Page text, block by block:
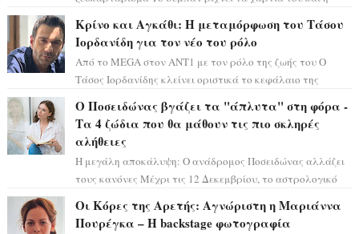
Κρίνο και Αγκάθι: Η μεταμόρφωση του Τάσου
Ιορδανίδη για τον νέο του ρόλο
Από το MEGA στον ΑΝΤ1 με τον ρόλο της ζωής του Ο
Τάσος Ιορδανίδης κλείνει οριστικά το κεφάλαιο της
Ο Ποσειδώνας βγάζει τα "άπλυτα" στη φόρα -
Τα 4 ζώδια που θα μάθουν τις πιο σκληρές
αλήθειες
Η μεγάλη αποκάλυψη: Ο ανάδρομος Ποσειδώνας αλλάζει
τους κανόνες Μέχρι τις 12 Δεκεμβρίου, το αστρολογικό
Οι Κόρες της Αρετής: Αγνώριστη η Μαριάννα
Πουρέγκα – H backstage φωτογραφία